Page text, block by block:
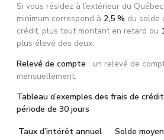
Si vous résidez à l’extérieur du
minimum correspond à 2,5 % du solde
crédit, plus tout montant en retard ou
plus élevé des deux.
Relevé de compte : un relevé de
mensuellement.
Tableau d’exemples des frais de
période de 30 jours
Taux d’intérêt annuel
Solde moyen